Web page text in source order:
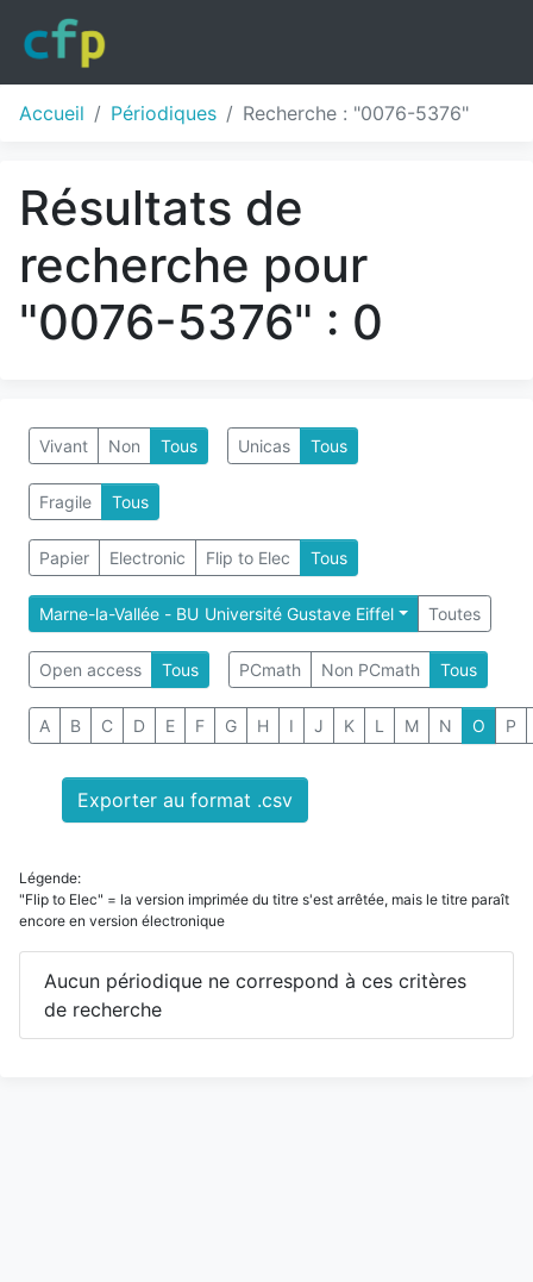
Accueil Périodiques Recherche : "0076-5376"
Résultats de
recherche pour
"0076-5376" : 0
Vivant Non Tous Unicas Tous
Fragile Tous
Papier Electronic Flip to Elec Tous
Marne-la-Vallée - BU Université Gustave Eiffel Toutes
Open access Tous PCmath Non PCmath Tous
A B C D E F G H I J K L M N O P
Exporter au format .csv
Légende:
"Flip to Elec" = la version imprimée du titre s'est arrêtée, mais le titre paraît
encore en version électronique
Aucun périodique ne correspond à ces critères
de recherche